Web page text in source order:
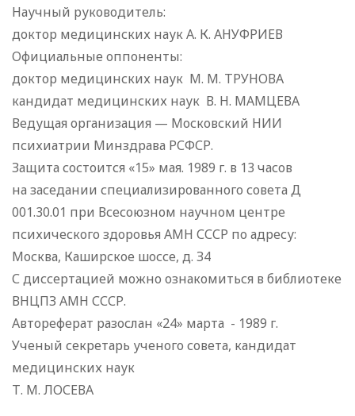
Научный руководитель:
доктор медицинских наук А. К. АНУФРИЕВ
Официальные оппоненты:
доктор медицинских наук М. М. ТРУНОВА
кандидат медицинских наук В. Н. МАМЦЕВА
Ведущая организация — Московский НИИ
психиатрии Минздрава РСФСР.
Защита состоится «15» мая. 1989 г. в 13 часов
на заседании специализированного совета Д
001.30.01 при Всесоюзном научном центре
психического здоровья АМН СССР по адресу:
Москва, Каширское шоссе, д. З4
С диссертацией можно ознакомиться в библиотеке
ВНЦПЗ АМН СССР.
Автореферат разослан «24» марта - 1989 г.
Ученый секретарь ученого совета, кандидат
медицинских наук
Т. М. ЛОСЕВА